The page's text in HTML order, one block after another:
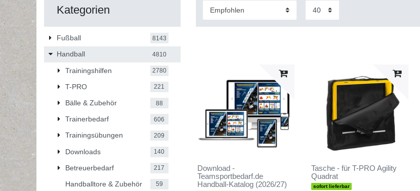
Kategorien
Fußball 8143
Handball 4810
Trainingshilfen 2780
T-PRO 221
Bälle & Zubehör 88
Trainerbedarf 606
Trainingsübungen 209
Downloads 140
Betreuerbedarf 217
Handballtore & Zubehör 59
Download -
Teamsportbedarf.de
Handball-Katalog (2026/27)
Tasche - für T-PRO Agility
Quadrat
sofort lieferbar